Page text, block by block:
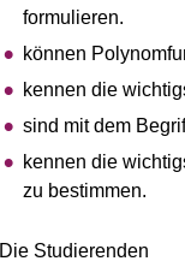
formulieren.
können
kennen die
sind mit dem
kennen die
zu bestimmen.
Die Studierenden